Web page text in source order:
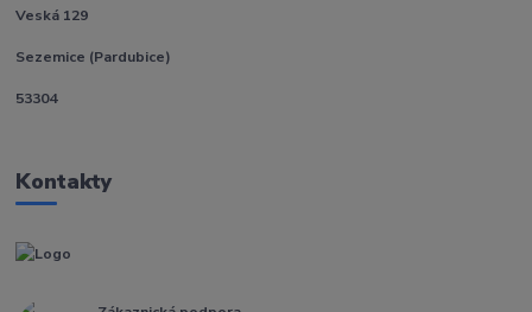
Veská 129
Sezemice (Pardubice)
53304
Kontakty